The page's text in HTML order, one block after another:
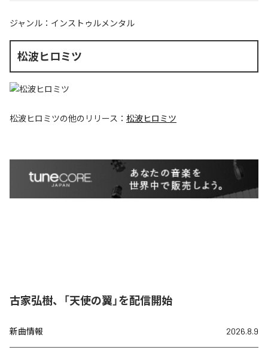
ジャンル： インストゥルメンタル
松波ヒロミツ
松波ヒロミツの他のリリース： 松波ヒロミツ
古家弘樹、「天使の翼」を配信開始
新曲情報 2026.8.9